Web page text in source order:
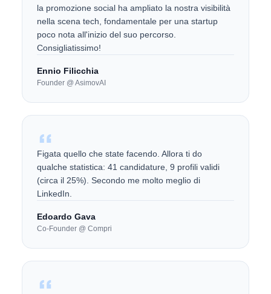
la promozione social ha ampliato la nostra visibilità
nella scena tech, fondamentale per una startup
poco nota all'inizio del suo percorso.
Consigliatissimo!
Ennio Filicchia
Founder @ AsimovAI
Figata quello che state facendo. Allora ti do
qualche statistica: 41 candidature, 9 profili validi
(circa il 25%). Secondo me molto meglio di
LinkedIn.
Edoardo Gava
Co-Founder @ Compri